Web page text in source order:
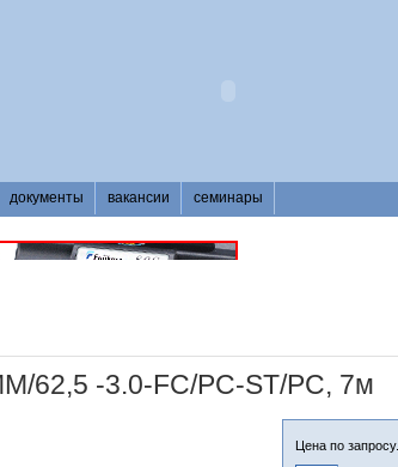
документы вакансии семинары
62,5 -3.0-FC/PC-ST/PC, 7м
Цена по запросу.